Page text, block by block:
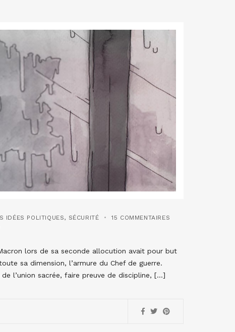
IDÉES POLITIQUES, SÉCURITÉ 15 COMMENTAIRES
lors de sa seconde allocution avait pour but
sa dimension, l’armure du Chef de guerre.
l’union sacrée, faire preuve de discipline, […]